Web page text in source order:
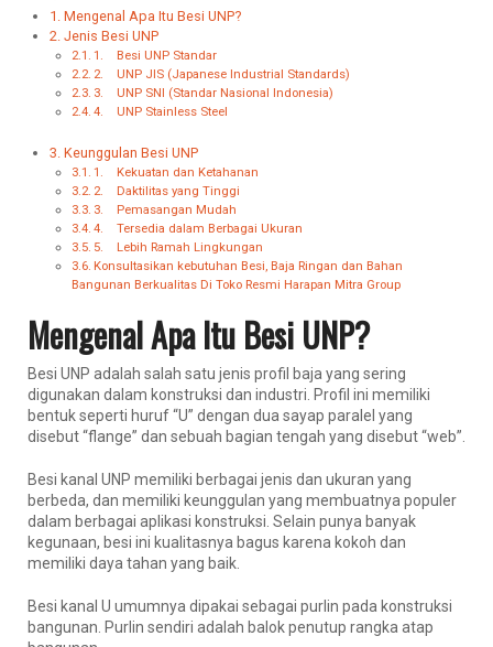
Mengenal Apa Itu Besi UNP?
Jenis Besi UNP
1. Besi UNP Standar
2. UNP JIS (Japanese Industrial Standards)
3. UNP SNI (Standar Nasional Indonesia)
4. UNP Stainless Steel
Keunggulan Besi UNP
1. Kekuatan dan Ketahanan
2. Daktilitas yang Tinggi
3. Pemasangan Mudah
4. Tersedia dalam Berbagai Ukuran
5. Lebih Ramah Lingkungan
Konsultasikan kebutuhan Besi, Baja Ringan dan Bahan
Bangunan Berkualitas Di Toko Resmi Harapan Mitra Group
Mengenal Apa Itu Besi UNP?
Besi UNP adalah salah satu jenis profil baja yang sering
digunakan dalam konstruksi dan industri. Profil ini memiliki
bentuk seperti huruf “U” dengan dua sayap paralel yang
disebut “flange” dan sebuah bagian tengah yang disebut “web”.
Besi kanal UNP memiliki berbagai jenis dan ukuran yang
berbeda, dan memiliki keunggulan yang membuatnya populer
dalam berbagai aplikasi konstruksi. Selain punya banyak
kegunaan, besi ini kualitasnya bagus karena kokoh dan
memiliki daya tahan yang baik.
Besi kanal U umumnya dipakai sebagai purlin pada konstruksi
bangunan. Purlin sendiri adalah balok penutup rangka atap